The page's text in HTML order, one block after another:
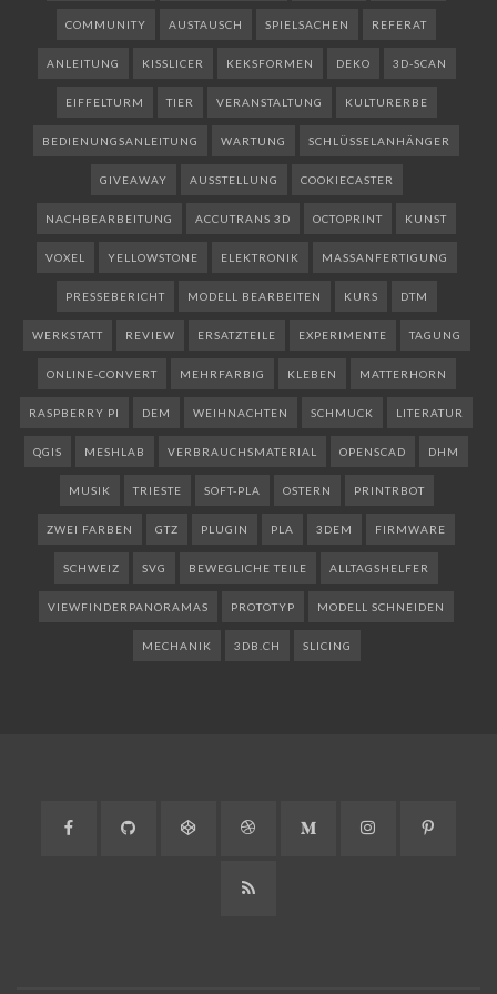
COMMUNITY AUSTAUSCH SPIELSACHEN REFERAT
ANLEITUNG KISSLICER KEKSFORMEN DEKO 3D-SCAN
EIFFELTURM TIER VERANSTALTUNG KULTURERBE
BEDIENUNGSANLEITUNG WARTUNG SCHLÜSSELANHÄNGER
GIVEAWAY AUSSTELLUNG COOKIECASTER
NACHBEARBEITUNG ACCUTRANS 3D OCTOPRINT KUNST
VOXEL YELLOWSTONE ELEKTRONIK MASSANFERTIGUNG
PRESSEBERICHT MODELL BEARBEITEN KURS DTM
WERKSTATT REVIEW ERSATZTEILE EXPERIMENTE TAGUNG
ONLINE-CONVERT MEHRFARBIG KLEBEN MATTERHORN
RASPBERRY PI DEM WEIHNACHTEN SCHMUCK LITERATUR
QGIS MESHLAB VERBRAUCHSMATERIAL OPENSCAD DHM
MUSIK TRIESTE SOFT-PLA OSTERN PRINTRBOT
ZWEI FARBEN GTZ PLUGIN PLA 3DEM FIRMWARE
SCHWEIZ SVG BEWEGLICHE TEILE ALLTAGSHELFER
VIEWFINDERPANORAMAS PROTOTYP MODELL SCHNEIDEN
MECHANIK 3DB.CH SLICING
Facebook GitHub CodePen DribbbleMedium Instagram
RSS